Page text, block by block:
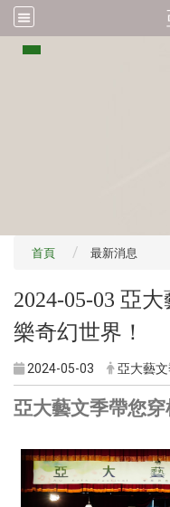
:::
首頁 最新消息
2024-05-03 亞
樂奇幻世界！
2024-05-03 亞大藝
亞大藝文季帶您穿